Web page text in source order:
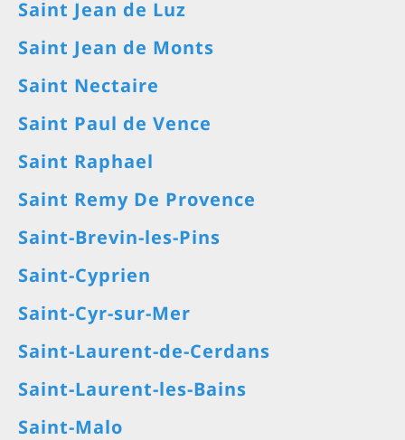
Saint Jean de Luz
Saint Jean de Monts
Saint Nectaire
Saint Paul de Vence
Saint Raphael
Saint Remy De Provence
Saint-Brevin-les-Pins
Saint-Cyprien
Saint-Cyr-sur-Mer
Saint-Laurent-de-Cerdans
Saint-Laurent-les-Bains
Saint-Malo